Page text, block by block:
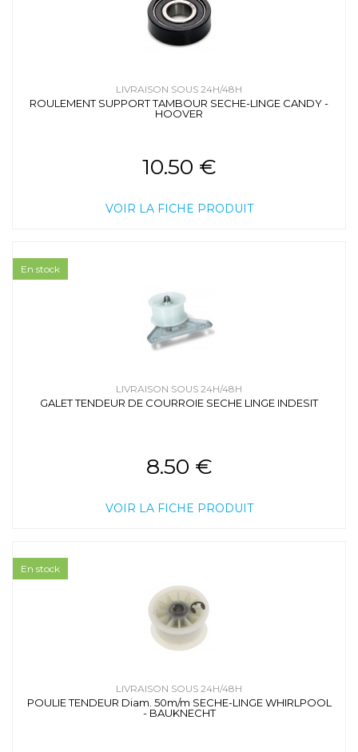
LIVRAISON SOUS 24H/48H
ROULEMENT SUPPORT TAMBOUR SECHE-LINGE CANDY -
HOOVER
10.50 €
VOIR LA FICHE PRODUIT
LIVRAISON SOUS 24H/48H
GALET TENDEUR DE COURROIE SECHE LINGE INDESIT
8.50 €
VOIR LA FICHE PRODUIT
En stock
LIVRAISON SOUS 24H/48H
POULIE TENDEUR Diam. 50m/m SECHE-LINGE WHIRLPOOL
- BAUKNECHT
En stock